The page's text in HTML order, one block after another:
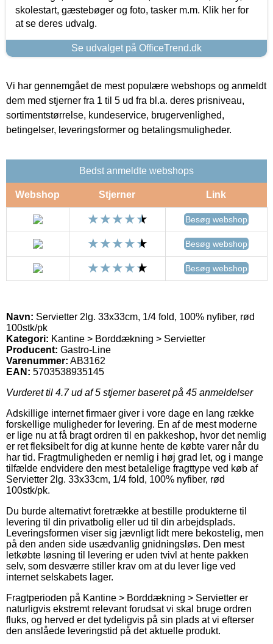
skolestart, gæstebøger og foto, tasker m.m. Klik her for
at se deres udvalg.
Se udvalget på OfficeTrend.dk
Vi har gennemgået de mest populære webshops og anmeldt
dem med stjerner fra 1 til 5 ud fra bl.a. deres prisniveau,
sortimentstørrelse, kundeservice, brugervenlighed,
betingelser, leveringsformer og betalingsmuligheder.
Bedst anmeldte webshops
Webshop Stjerner Link
Besøg webshop
Besøg webshop
Besøg webshop
Navn: Servietter 2lg. 33x33cm, 1/4 fold, 100% nyfiber, rød
100stk/pk
Kategori: Kantine > Borddækning > Servietter
Producent: Gastro-Line
Varenummer: AB3162
EAN: 5703538935145
Vurderet til 4.7ud af 5 stjerner baseret på 45 anmeldelser
Adskillige internet firmaer giver i vore dage en lang række
forskellige muligheder for levering. En af de mest moderne
er lige nu at få bragt ordren til en pakkeshop, hvor det nemlig
er ret fleksibelt for dig at kunne hente de købte varer når du
har tid. Fragtmuligheden er nemlig i høj grad let, og i mange
tilfælde endvidere den mest betalelige fragttype ved køb af
Servietter 2lg. 33x33cm, 1/4 fold, 100% nyfiber, rød
100stk/pk.
Du burde alternativt foretrække at bestille produkterne til
levering til din privatbolig eller ud til din arbejdsplads.
Leveringsformen viser sig jævnligt lidt mere bekostelig, men
på den anden side usædvanlig gnidningsløs. Den mest
letkøbte løsning til levering er uden tvivl at hente pakken
selv, som desværre stiller krav om at du lever lige ved
internet selskabets lager.
Fragtperioden på Kantine > Borddækning > Servietter er
naturligvis ekstremt relevant forudsat vi skal bruge ordren
fluks, og herved er det tydeligvis på sin plads at vi efterser
den anslåede leveringstid på det aktuelle produkt.